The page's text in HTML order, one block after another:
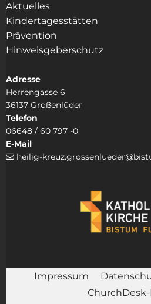
Aktuelles
Kindertagesstätten
Prävention
Hinweisgeberschutz
Adresse
Herrengasse 6
36137 Großenlüder
Telefon
06648 / 60 797 -0
E-Mail
 heilig-
Impressum